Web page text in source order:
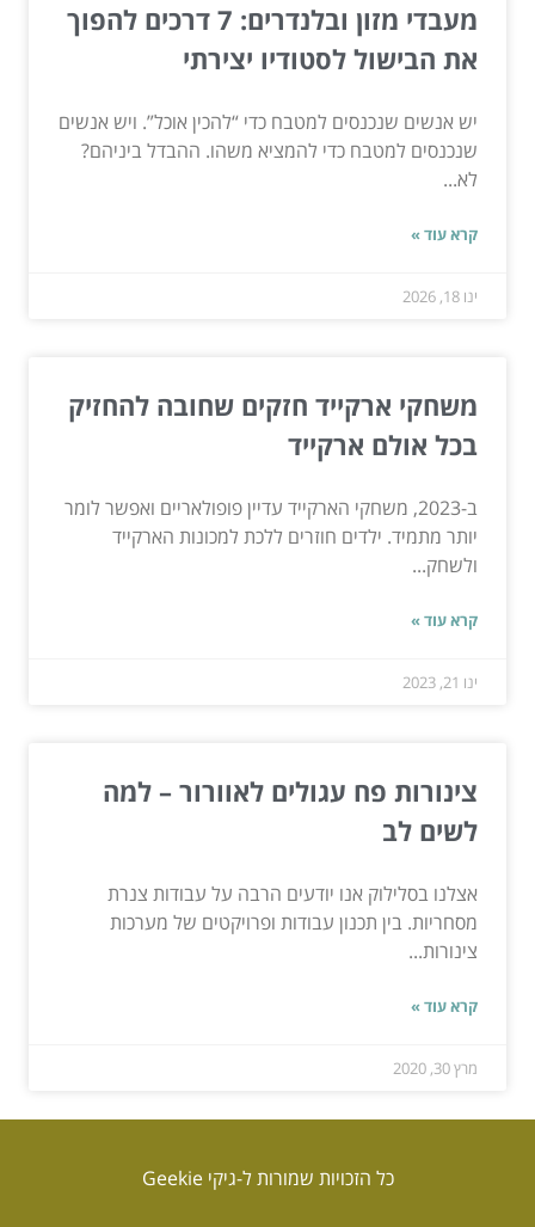
מעבדי מזון ובלנדרים: 7 דרכים להפוך
את הבישול לסטודיו יצירתי
יש אנשים שנכנסים למטבח כדי “להכין אוכל”. ויש אנשים
שנכנסים למטבח כדי להמציא משהו. ההבדל ביניהם?
לא...
קרא עוד »
ינו 18, 2026
משחקי ארקייד חזקים שחובה להחזיק
בכל אולם ארקייד
ב-2023, משחקי הארקייד עדיין פופולאריים ואפשר לומר
יותר מתמיד. ילדים חוזרים ללכת למכונות הארקייד
ולשחק...
קרא עוד »
ינו 21, 2023
צינורות פח עגולים לאוורור – למה
לשים לב
אצלנו בסלילוק אנו יודעים הרבה על עבודות צנרת
מסחריות. בין תכנון עבודות ופרויקטים של מערכות
צינורות...
קרא עוד »
מרץ 30, 2020
כל הזכויות שמורות ל-גיקי Geekie